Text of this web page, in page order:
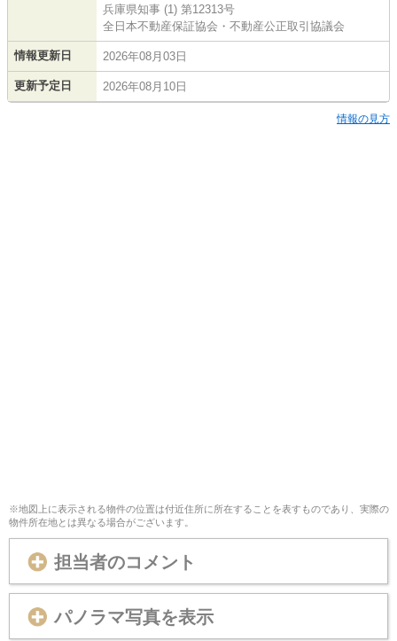
兵庫県知事 (1) 第12313号
全日本不動産保証協会・不動産公正取引協議会
情報更新日 2026年08月03日
更新予定日 2026年08月10日
情報の見方
※地図上に表示される物件の位置は付近住所に所在することを表すものであり、実際の
物件所在地とは異なる場合がございます。
担当者のコメント
パノラマ写真を表示